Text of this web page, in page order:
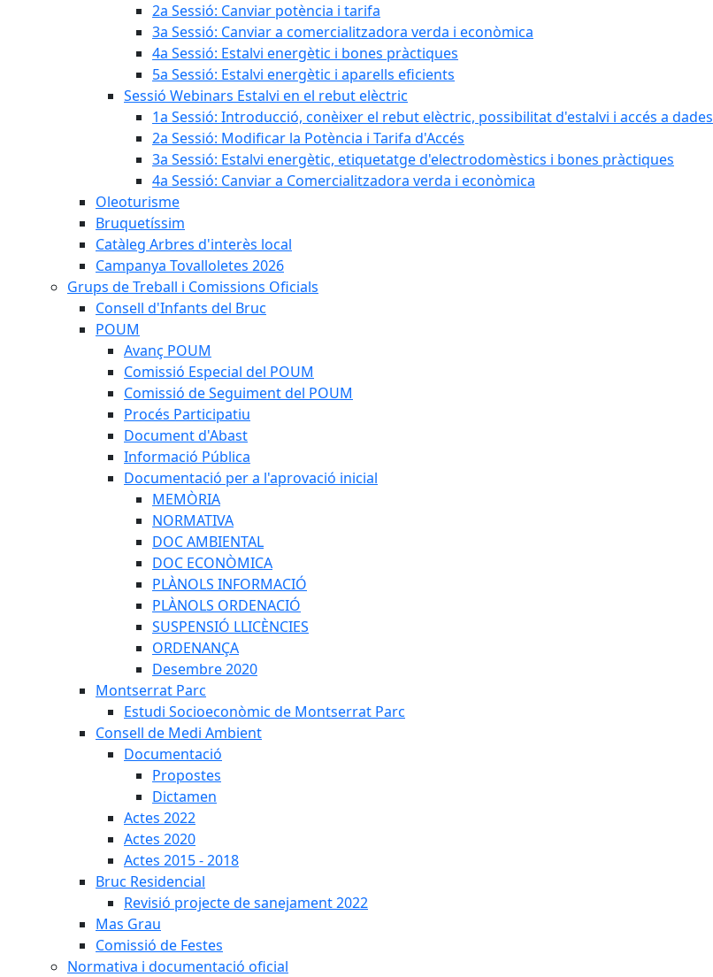
2a Sessió: Canviar potència i tarifa
3a Sessió: Canviar a comercialitzadora verda i econòmica
4a Sessió: Estalvi energètic i bones pràctiques
5a Sessió: Estalvi energètic i aparells eficients
Sessió Webinars Estalvi en el rebut elèctric
1a Sessió: Introducció, conèixer el rebut elèctric, possibilitat d'estalvi i accés a dades
2a Sessió: Modificar la Potència i Tarifa d'Accés
3a Sessió: Estalvi energètic, etiquetatge d'electrodomèstics i bones pràctiques
4a Sessió: Canviar a Comercialitzadora verda i econòmica
Oleoturisme
Bruquetíssim
Catàleg Arbres d'interès local
Campanya Tovalloletes 2026
Grups de Treball i Comissions Oficials
Consell d'Infants del Bruc
POUM
Avanç POUM
Comissió Especial del POUM
Comissió de Seguiment del POUM
Procés Participatiu
Document d'Abast
Informació Pública
Documentació per a l'aprovació inicial
MEMÒRIA
NORMATIVA
DOC AMBIENTAL
DOC ECONÒMICA
PLÀNOLS INFORMACIÓ
PLÀNOLS ORDENACIÓ
SUSPENSIÓ LLICÈNCIES
ORDENANÇA
Desembre 2020
Montserrat Parc
Estudi Socioeconòmic de Montserrat Parc
Consell de Medi Ambient
Documentació
Propostes
Dictamen
Actes 2022
Actes 2020
Actes 2015 - 2018
Bruc Residencial
Revisió projecte de sanejament 2022
Mas Grau
Comissió de Festes
Normativa i documentació oficial